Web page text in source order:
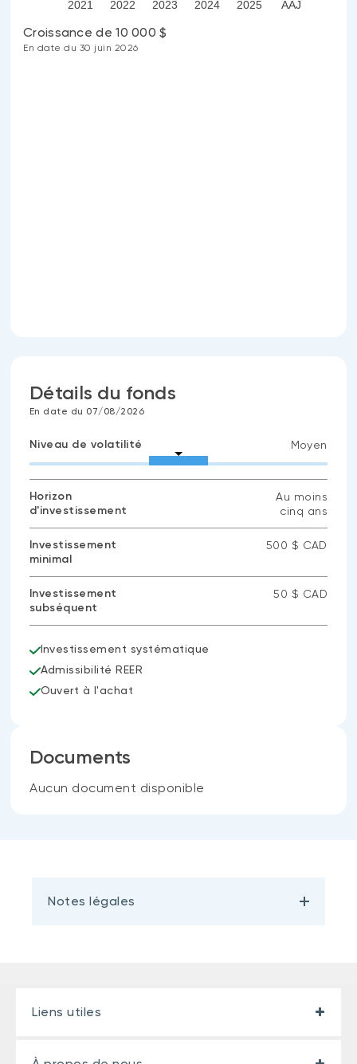
2021 2022 2023 2024 2025 AAJ
Croissance de 10 000 $
En date du 30 juin 2026
Détails du fonds
En date du 07/08/2026
Niveau de volatilité Moyen
Horizon
d'investissement
Au moins
cinq ans
Investissement
minimal
500 $ CAD
Investissement
subséquent
50 $ CAD
Investissement systématique
Admissibilité REER
Ouvert à l'achat
Documents
Aucun document disponible
Notes légales
Liens utiles